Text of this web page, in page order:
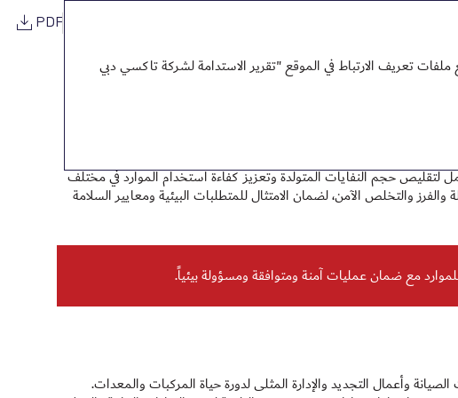
PDF
حجم النفايات المتولدة وتعزيز كفاءة استخدام الموارد في مختلف
والتخلص الآمن، لضمان الامتثال للمتطلبات البيئية ومعايير السلامة
مع ضمان عمليات آمنة ومتوافقة ومسؤولة بيئياً.
وأعمال التجديد والإدارة المثلى لدورة حياة المركبات والمعدات.
تعريف الارتباط في الموقع "تقرير الاستدامة لشركة تاكسي دبي